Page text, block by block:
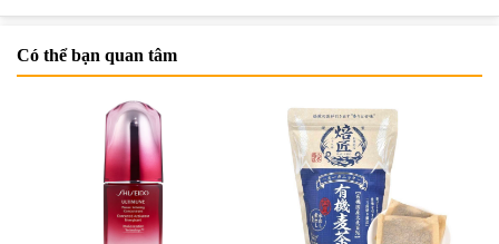
Có thể bạn quan tâm